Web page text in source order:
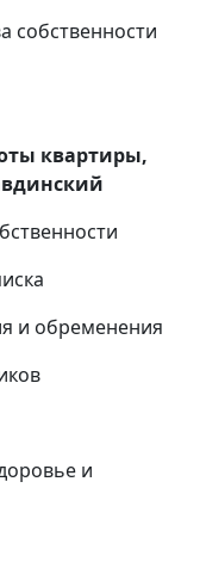
собственности
квартиры,
и обременения
и